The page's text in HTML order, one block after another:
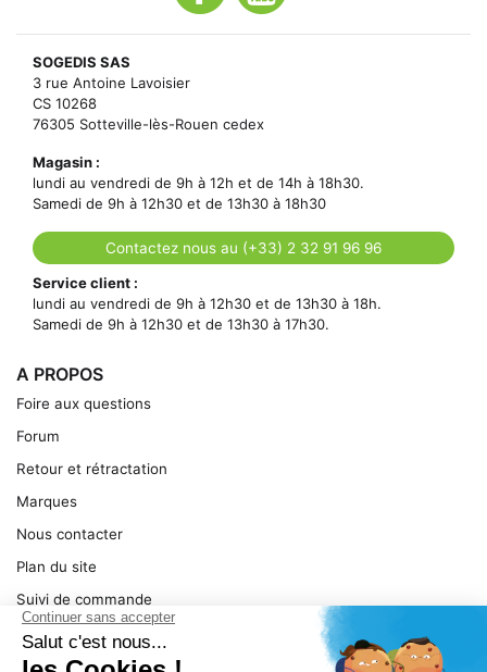
SOGEDIS SAS
3 rue Antoine Lavoisier
CS 10268
76305 Sotteville-lès-Rouen cedex
Magasin :
lundi au vendredi de 9h à 12h et de 14h à 18h30.
Samedi de 9h à 12h30 et de 13h30 à 18h30
Contactez nous au (+33) 2 32 91 96 96
Service client :
lundi au vendredi de 9h à 12h30 et de 13h30 à 18h.
Samedi de 9h à 12h30 et de 13h30 à 17h30.
A PROPOS
Foire aux questions
Forum
Retour et rétractation
Marques
Nous contacter
Plan du site
Suivi de commande
Ma facture
Mentions légales